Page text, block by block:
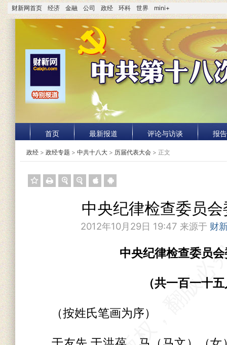
财新网首页 经济 金融 公司 政经 环科 世界 mini+
首页 最新报道 评论与访谈 报
政经 > 政经专题 > 中共十八大 > 历届代表大会 > 正文
中央纪律检查委员
2012年10月29日 19:47 来源于 财
中央纪律检查委员
（共一百一十五
（按姓氏笔画为序）